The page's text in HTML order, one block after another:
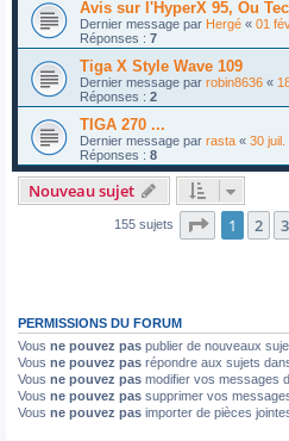
Avis sur l'HyperX 95, Ou
Dernier message par Hergé « 01
Réponses : 7
Tiga X Style Wave 109
Dernier message par robin8636 «
Réponses : 2
TIGA 270 ...
Dernier message par rasta « 30 juil.
Réponses : 8
Nouveau sujet
155 sujets Page 1sur7
1 2 3
PERMISSIONS DU FORUM
Vous ne pouvez pas publier de nouveaux
Vous ne pouvez pas répondre aux sujets
Vous ne pouvez pas modifier vos messages
Vous ne pouvez pas supprimer vos
Vous ne pouvez pas importer de pièces